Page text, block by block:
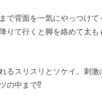
で背面を一気にやっつけて
りて行くと脚を絡めて太も
るスリスリとソケイ。刺激
の中まで⁉